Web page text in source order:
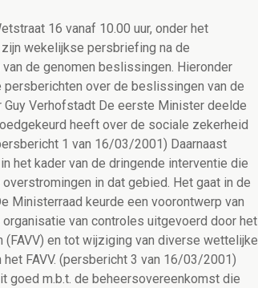
16 vanaf 10.00 uur, onder het
wekelijkse persbriefing na de
de genomen beslissingen. Hieronder
over de beslissingen van de
Verhofstadt De eerste Minister deelde
heeft over de sociale zekerheid
1 van 16/03/2001) Daarnaast
het kader van de dringende interventie die
in dat gebied. Het gaat in de
Ministerraad keurde een voorontwerp van
van controles uitgevoerd door het
en tot wijziging van diverse wettelijke
FAVV. (persbericht 3 van 16/03/2001)
goed m.b.t. de beheersovereenkomst die